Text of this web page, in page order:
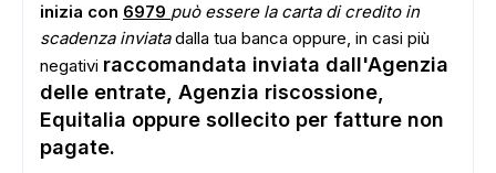
inizia con 6979 può essere la carta di credito in
scadenza inviatadalla tua banca oppure, in casi più
negativi raccomandata inviata dall'Agenzia
delle entrate, Agenzia riscossione,
Equitalia oppure sollecito per fatture non
pagate.